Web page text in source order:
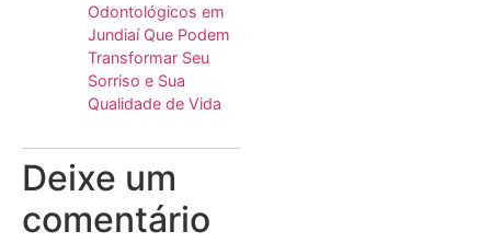
Odontológicos em
Jundiaí Que Podem
Transformar Seu
Sorriso e Sua
Qualidade de Vida
Deixe um
comentário